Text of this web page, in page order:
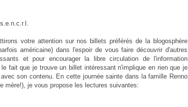
votre attention sur nos billets préférés de la blogosphère
américaine) dans l'espoir de vous faire découvrir d'autres
et pour encourager la libre circulation de l'information
fait que je trouve un billet intéressant n'implique en rien que je
son contenu. En cette journée sainte dans la famille Renno
mère!), je vous propose les lectures suivantes: